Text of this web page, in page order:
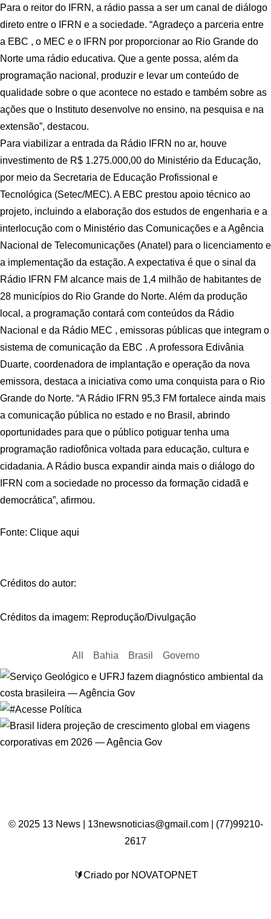
Para o reitor do IFRN, a rádio passa a ser um canal de diálogo
direto entre o IFRN e a sociedade. “Agradeço a parceria entre
a EBC , o MEC e o IFRN por proporcionar ao Rio Grande do
Norte uma rádio educativa. Que a gente possa, além da
programação nacional, produzir e levar um conteúdo de
qualidade sobre o que acontece no estado e também sobre as
ações que o Instituto desenvolve no ensino, na pesquisa e na
extensão”, destacou.
Para viabilizar a entrada da Rádio IFRN no ar, houve
investimento de R$ 1.275.000,00 do Ministério da Educação,
por meio da Secretaria de Educação Profissional e
Tecnológica (Setec/MEC). A EBC prestou apoio técnico ao
projeto, incluindo a elaboração dos estudos de engenharia e a
interlocução com o Ministério das Comunicações e a Agência
Nacional de Telecomunicações (Anatel) para o licenciamento e
a implementação da estação. A expectativa é que o sinal da
Rádio IFRN FM alcance mais de 1,4 milhão de habitantes de
28 municípios do Rio Grande do Norte. Além da produção
local, a programação contará com conteúdos da Rádio
Nacional e da Rádio MEC , emissoras públicas que integram o
sistema de comunicação da EBC . A professora Edivânia
Duarte, coordenadora de implantação e operação da nova
emissora, destaca a iniciativa como uma conquista para o Rio
Grande do Norte. “A Rádio IFRN 95,3 FM fortalece ainda mais
a comunicação pública no estado e no Brasil, abrindo
oportunidades para que o público potiguar tenha uma
programação radiofônica voltada para educação, cultura e
cidadania. A Rádio busca expandir ainda mais o diálogo do
IFRN com a sociedade no processo da formação cidadã e
democrática”, afirmou.
Fonte: Clique aqui
Créditos do autor:
Créditos da imagem: Reprodução/Divulgação
All Bahia Brasil Governo
© 2025 13 News | 13newsnoticias@gmail.com | (77)99210-
2617
🔰Criado por NOVATOPNET